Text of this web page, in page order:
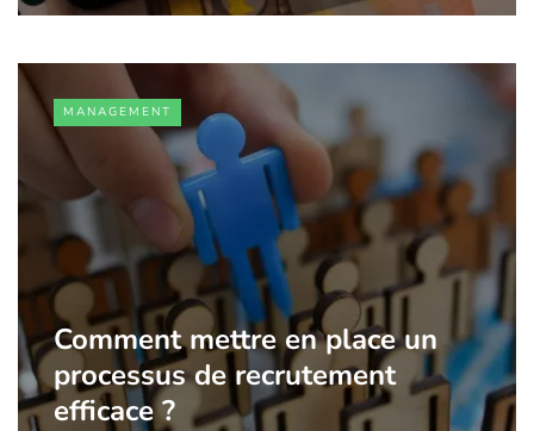
MANAGEMENT
Comment mettre en place un
processus de recrutement
efficace ?